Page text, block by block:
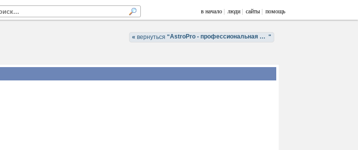
в начало люди сайты помощь
« вернуться " AstroPro - профессиональная астрология. Обучение и консультации. "